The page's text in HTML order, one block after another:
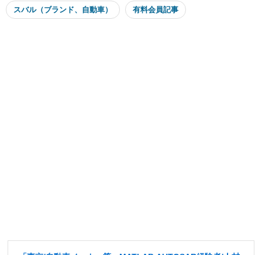
スバル（ブランド、自動車） 有料会員記事